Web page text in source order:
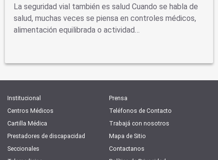
La seguridad vial también es salud Cuando se habla de
salud, muchas veces se piensa en controles médicos,
alimentación equilibrada o actividad…
Institucional
Centros Médicos
Cartilla Médica
Prestadores de discapacidad
Seccionales
Prensa
Teléfonos de Contacto
Trabajá con nosotros
Mapa de Sitio
Contactanos